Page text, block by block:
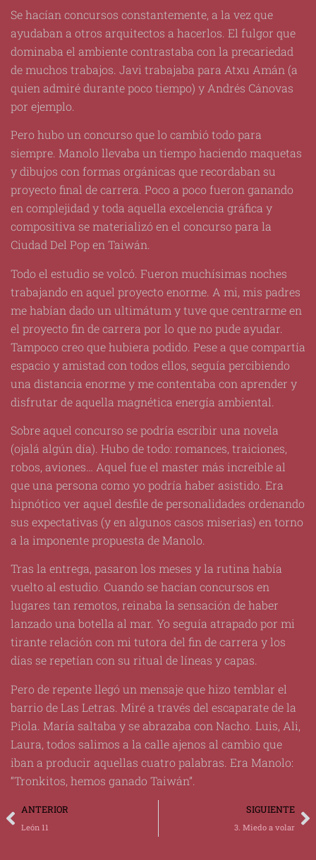
Se hacían concursos constantemente, a la vez que
ayudaban a otros arquitectos a hacerlos. El fulgor que
dominaba el ambiente contrastaba con la precariedad
de muchos trabajos. Javi trabajaba para Atxu Amán (a
quien admiré durante poco tiempo) y Andrés Cánovas
por ejemplo.
Pero hubo un concurso que lo cambió todo para
siempre. Manolo llevaba un tiempo haciendo maquetas
y dibujos con formas orgánicas que recordaban su
proyecto final de carrera. Poco a poco fueron ganando
en complejidad y toda aquella excelencia gráfica y
compositiva se materializó en el concurso para la
Ciudad Del Pop en Taiwán.
Todo el estudio se volcó. Fueron muchísimas noches
trabajando en aquel proyecto enorme. A mi, mis padres
me habían dado un ultimátum y tuve que centrarme en
el proyecto fin de carrera por lo que no pude ayudar.
Tampoco creo que hubiera podido. Pese a que compartía
espacio y amistad con todos ellos, seguía percibiendo
una distancia enorme y me contentaba con aprender y
disfrutar de aquella magnética energía ambiental.
Sobre aquel concurso se podría escribir una novela
(ojalá algún día). Hubo de todo: romances, traiciones,
robos, aviones… Aquel fue el master más increíble al
que una persona como yo podría haber asistido. Era
hipnótico ver aquel desfile de personalidades ordenando
sus expectativas (y en algunos casos miserias) en torno
a la imponente propuesta de Manolo.
Tras la entrega, pasaron los meses y la rutina había
vuelto al estudio. Cuando se hacían concursos en
lugares tan remotos, reinaba la sensación de haber
lanzado una botella al mar. Yo seguía atrapado por mi
tirante relación con mi tutora del fin de carrera y los
días se repetían con su ritual de líneas y capas.
Pero de repente llegó un mensaje que hizo temblar el
barrio de Las Letras. Miré a través del escaparate de la
Piola. María saltaba y se abrazaba con Nacho. Luis, Ali,
Laura, todos salimos a la calle ajenos al cambio que
iban a producir aquellas cuatro palabras. Era Manolo:
“Tronkitos, hemos ganado Taiwán”.
ANTERIOR
León 11
SIGUIENTE
3. Miedo a volar